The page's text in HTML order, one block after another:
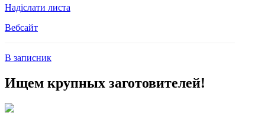
Надіслати листа
Вебсайт
В записник
Ищем крупных заготовителей!